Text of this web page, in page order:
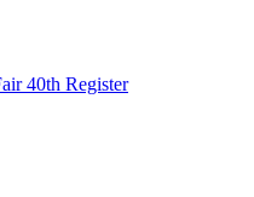
40th Register